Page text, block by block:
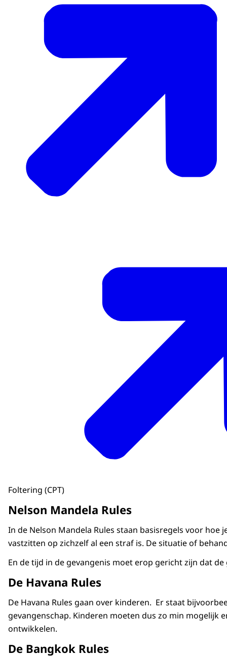
Foltering (CPT)
Nelson Mandela Rules
In de Nelson Mandela Rules staan basisregels voor
vastzitten op zichzelf al een straf is. De situatie of
En de tijd in de gevangenis moet erop gericht zijn dat
De Havana Rules
De Havana Rules gaan over kinderen. Er staat
gevangenschap. Kinderen moeten dus zo min mogelijk
ontwikkelen.
De Bangkok Rules